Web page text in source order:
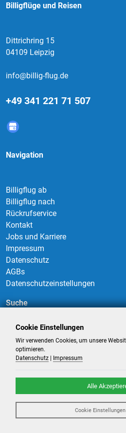
Billigflüge und Reisen
Dittrichring 15
04109 Leipzig
info@billig-flug.de
+49 341 221 71 507
Navigation
Billigflug ab
Billigflug nach
Rückrufservice
Kontakt
Jobs und Karriere
Impressum
Datenschutz
AGBs
Datenschutzeinstellungen
Suche
Suchen
Billigflüge und Reisen- Alle
powered by
Cookie Einstellungen
Wir verwenden Cookies, um unsere
optimieren.
Datenschutz
Impressum
Alle
Cookie